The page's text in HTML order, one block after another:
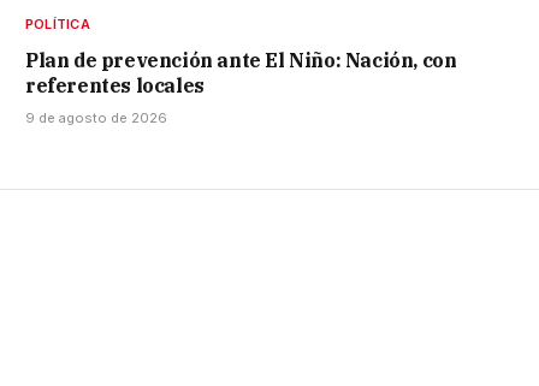
POLÍTICA
Plan de prevención ante El Niño: Nación, con
referentes locales
9 de agosto de 2026